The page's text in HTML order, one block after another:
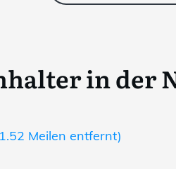
in der
Meilen entfernt)